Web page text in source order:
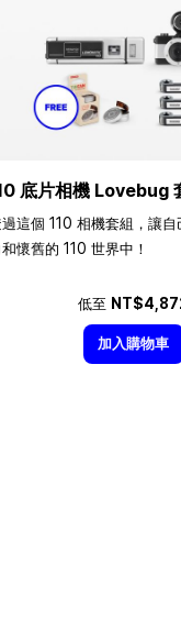
底片相機 Lovebug
這個 110 相機套組，讓
懷舊的 110 世界中！
低至
加入購物車